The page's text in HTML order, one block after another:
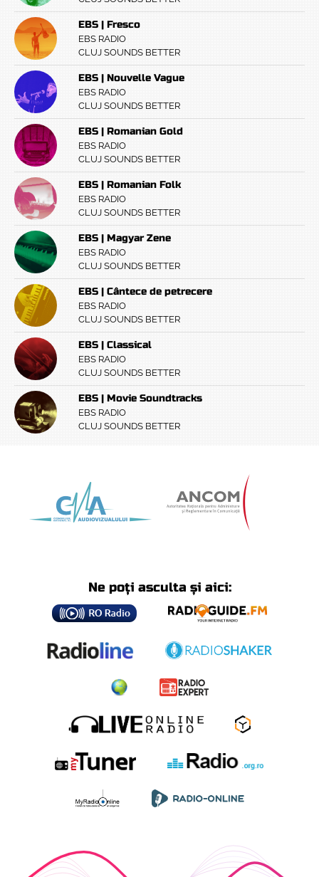
EBS | Fresco
EBS RADIO
CLUJ SOUNDS BETTER
EBS | Nouvelle Vague
EBS RADIO
CLUJ SOUNDS BETTER
EBS | Romanian Gold
EBS RADIO
CLUJ SOUNDS BETTER
EBS | Romanian Folk
EBS RADIO
CLUJ SOUNDS BETTER
EBS | Magyar Zene
EBS RADIO
CLUJ SOUNDS BETTER
EBS | Cântece de petrecere
EBS RADIO
CLUJ SOUNDS BETTER
EBS | Classical
EBS RADIO
CLUJ SOUNDS BETTER
EBS | Movie Soundtracks
EBS RADIO
CLUJ SOUNDS BETTER
Ne poți asculta și aici: